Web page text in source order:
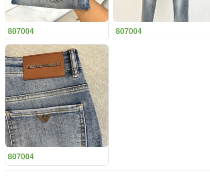
807004 807004
807004